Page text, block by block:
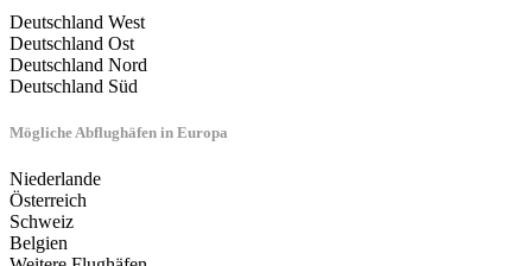
Deutschland West
Deutschland Ost
Deutschland Nord
Deutschland Süd
Mögliche Abflughäfen in Europa
Niederlande
Österreich
Schweiz
Belgien